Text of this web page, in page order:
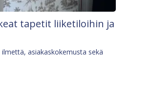
tapetit liiketiloihin ja
asiakaskokemusta sekä